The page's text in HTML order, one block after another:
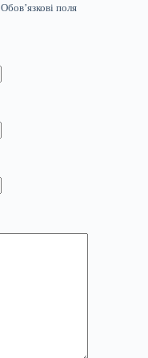
Обов’язкові поля